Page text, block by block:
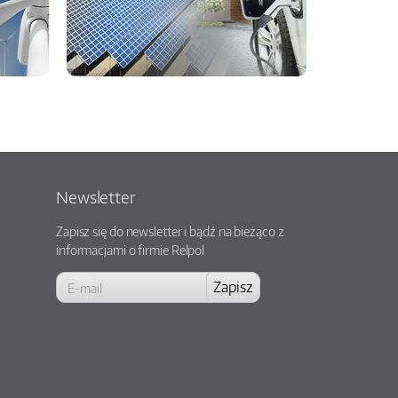
Newsletter
Zapisz się do newsletter i bądź na bieżąco z
informacjami o firmie Relpol